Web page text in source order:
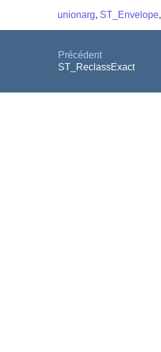
unionarg, ST_Envelope,
Précédent
ST_ReclassExact